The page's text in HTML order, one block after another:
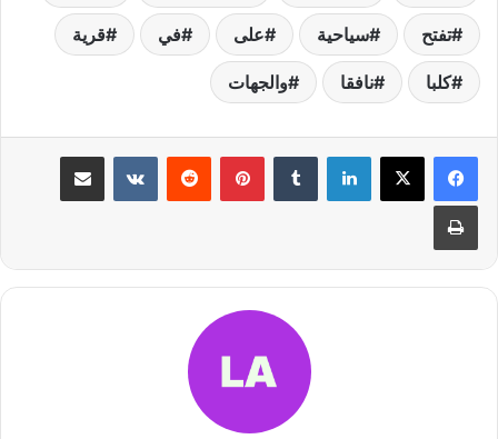
تفتح سياحية على في قرية
كلبا نافقا والجهات
لينكدإن بينتيريست مشاركة عبر البريد
طباعة